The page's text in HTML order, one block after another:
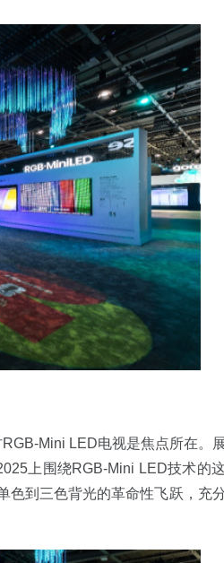
Mini LED电视是焦点所在。
上围绕RGB-Mini LED技术的
色到三色背光的革命性飞跃，充